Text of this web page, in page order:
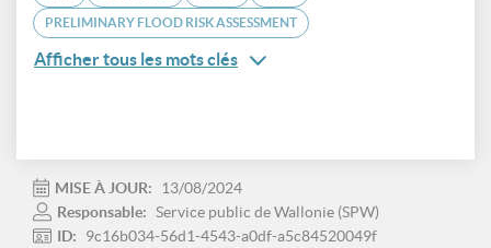
PRELIMINARY FLOOD RISK ASSESSMENT
Afficher tous les mots clés
MISE À JOUR:
13/08/2024
Responsable: Service public de Wallonie (SPW)
ID:
9c16b034-56d1-4543-a0df-a5c84520049f